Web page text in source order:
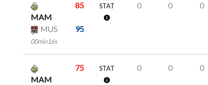
MAM
85
MUS 95
00min16s
STAT 0 0 0
MAM
75 STAT 0 0 0